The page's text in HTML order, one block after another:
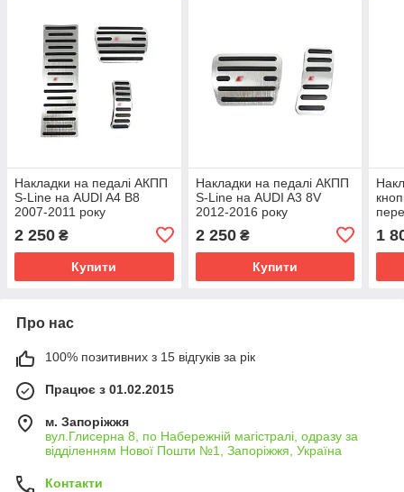
Накладки на педалі АКПП
S-Line на AUDI A4 B8
2007-2011 року
2 250 ₴
Купити
Накладки на педалі АКПП
S-Line на AUDI A3 8V
2012-2016 року
2 250₴
Купити
1
Про нас
100% позитивних з 15 відгуків за рік
Працює з 01.02.2015
м. Запоріжжя
вул.Глисерна 8, по Набережній магістралі, одразу за
відділенням Нової Пошти №1, Запоріжжя, Україна
Контакти